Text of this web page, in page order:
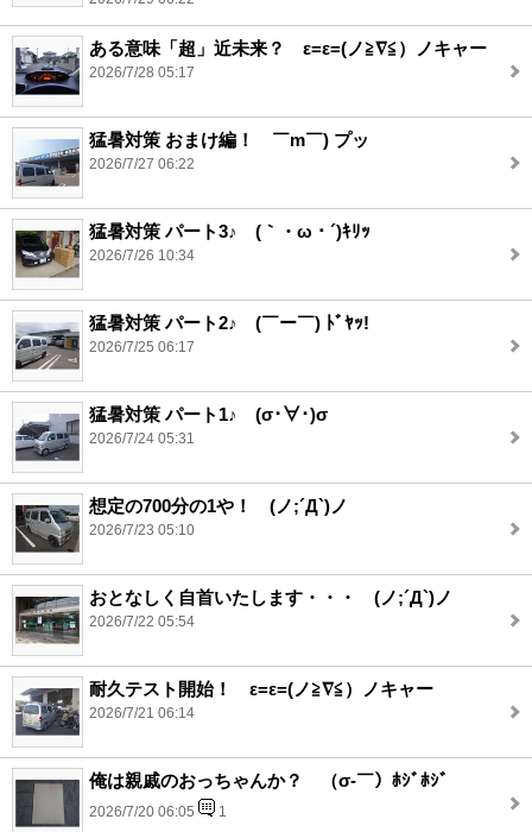
ある意味「超」近未来？ ε=ε=(ノ≧∇≦）ノキャー
2026/7/28 05:17
猛暑対策 おまけ編！ ￣m￣) プッ
2026/7/27 06:22
猛暑対策 パート3♪ (｀・ω・´)ｷﾘｯ
2026/7/26 10:34
猛暑対策 パート2♪ (￣ー￣) ﾄﾞﾔｯ!
2026/7/25 06:17
猛暑対策 パート1♪ (σ･∀･)σ
2026/7/24 05:31
想定の700分の1や！ (ノ;´Д`)ノ
2026/7/23 05:10
おとなしく自首いたします・・・ (ノ;´Д`)ノ
2026/7/22 05:54
耐久テスト開始！ ε=ε=(ノ≧∇≦）ノキャー
2026/7/21 06:14
俺は親戚のおっちゃんか？ （σ‐￣）ﾎｼﾞﾎｼﾞ
2026/7/20 06:05 1